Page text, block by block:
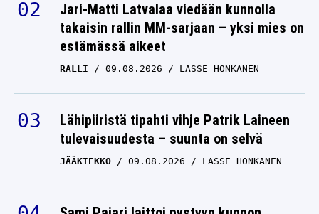
Jari-Matti Latvalaa viedään kunnolla
takaisin rallin MM-sarjaan – yksi mies on
estämässä aikeet
RALLI 09.08.2026 LASSE HONKANEN
Lähipiiristä tipahti vihje Patrik Laineen
tulevaisuudesta – suunta on selvä
JÄÄKIEKKO 09.08.2026 LASSE HONKANEN